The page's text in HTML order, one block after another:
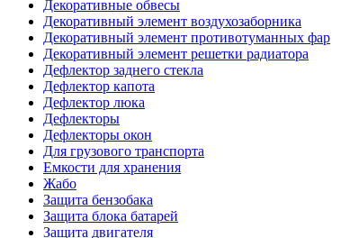
Декоративные обвесы
Декоративный элемент воздухозаборника
Декоративный элемент противотуманных фар
Декоративный элемент решетки радиатора
Дефлектор заднего стекла
Дефлектор капота
Дефлектор люка
Дефлекторы
Дефлекторы окон
Для грузового транспорта
Емкости для хранения
Жабо
Защита бензобака
Защита блока батарей
Защита двигателя